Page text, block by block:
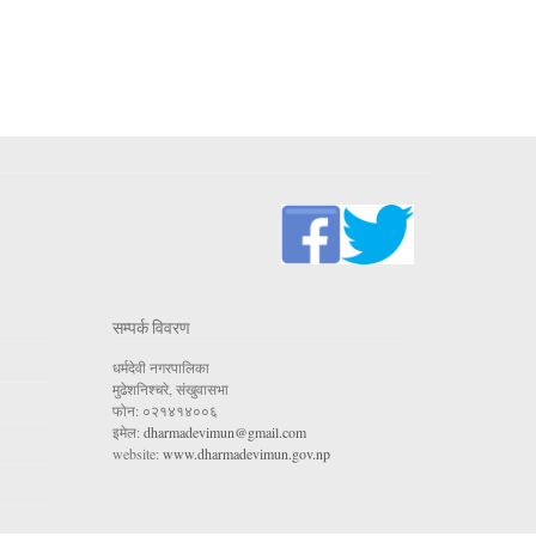
सम्पर्क विवरण
धर्मदेवी नगरपालिका
मुढेशनिश्चरे, संखुवासभा
फोन: ०२१४१४००६
इमेल: dharmadevimun@gmail.com
website: www.dharmadevimun.gov.np